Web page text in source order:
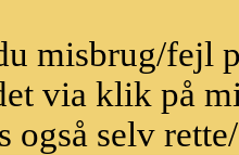
misbrug/fejl
via klik på
også selv